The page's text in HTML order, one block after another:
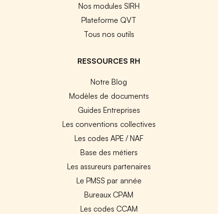
Nos modules SIRH
Plateforme QVT
Tous nos outils
RESSOURCES RH
Notre Blog
Modèles de documents
Guides Entreprises
Les conventions collectives
Les codes APE / NAF
Base des métiers
Les assureurs partenaires
Le PMSS par année
Bureaux CPAM
Les codes CCAM